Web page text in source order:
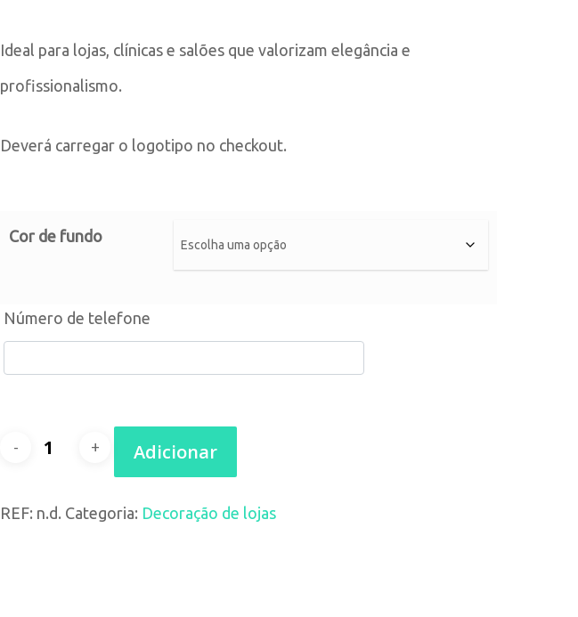
Ideal para lojas, clínicas e salões que valorizam elegância e
profissionalismo.
Deverá carregar o logotipo no checkout.
Cor de fundo
Número de telefone
Quantidade
Placa
Adicionar
REF: n.d. Categoria: Decoração de lojas